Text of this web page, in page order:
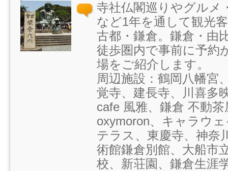
寺社仏閣巡りやグルメ
など1年を通して観光
古都・鎌倉。鎌倉・由
徒歩圏内で事前に予約
場をご紹介します。
周辺施設：鶴岡八幡宮
覚寺、建長寺、川喜多
cafe 風雅、鎌倉 不動茶
oxymoron、キャラウ
テラス、東慶寺、神奈
術館鎌倉別館、大船市
校、新荘園、鎌倉生涯